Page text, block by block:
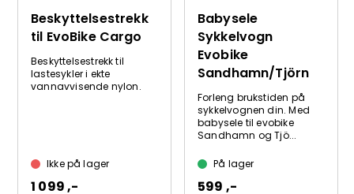
Beskyttelsestrekk
til EvoBike Cargo
Beskyttelsestrekk til
lastesykler i ekte
vannavvisende nylon.
Ikke på lager
1 099 ,-
Babysele
Sykkelvogn
Evobike
Sandhamn/Tjörn
Forleng brukstiden på
sykkelvognen din. Med
babysele til evobike
Sandhamn og Tjö...
På lager
599 ,-